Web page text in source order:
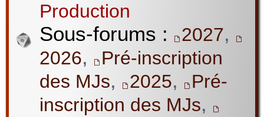
Production
Sous-forums : 2027,
2026,
Pré-inscription
des MJs, 2025,
Pré-
inscription des MJs,